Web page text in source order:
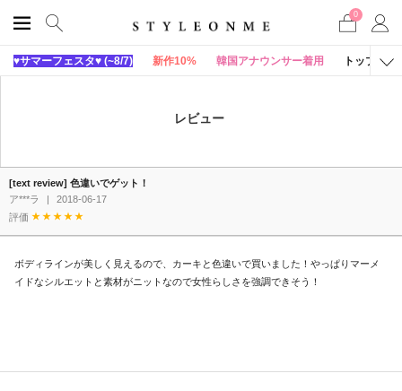
0
♥サマーフェスタ♥ (~8/7) 新作10% 韓国アナウンサー着用 トップス
レビュー
[text review] 色違いでゲット！
ア***ラ
|
2018-06-17
評価
ボディラインが美しく見えるので、カーキと色違いで買いました！やっぱりマーメ
イドなシルエットと素材がニットなので女性らしさを強調できそう！